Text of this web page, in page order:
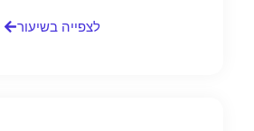
לצפייה בשיעור